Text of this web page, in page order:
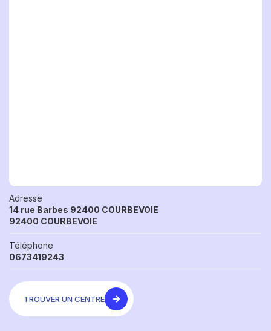
Adresse
14 rue Barbes 92400 COURBEVOIE
92400 COURBEVOIE
Téléphone
0673419243
TROUVER UN CENTRE